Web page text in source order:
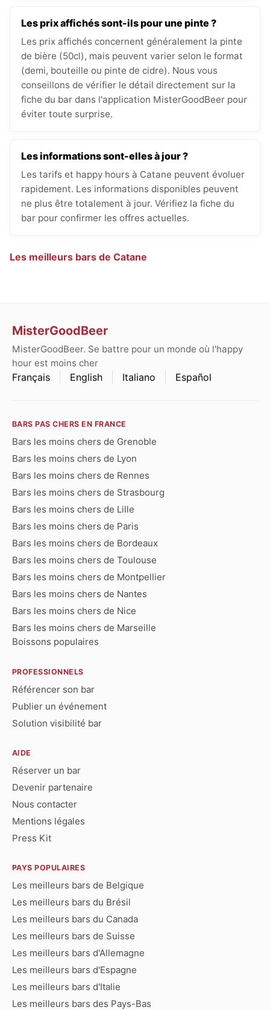
Les prix affichés sont-ils pour une pinte ?
Les prix affichés concernent généralement la pinte
de bière (50cl), mais peuvent varier selon le format
(demi, bouteille ou pinte de cidre). Nous vous
conseillons de vérifier le détail directement sur la
fiche du bar dans l'application MisterGoodBeer pour
éviter toute surprise.
Les informations sont-elles à jour ?
Les tarifs et happy hours à Catane peuvent évoluer
rapidement. Les informations disponibles peuvent
ne plus être totalement à jour. Vérifiez la fiche du
bar pour confirmer les offres actuelles.
Les meilleurs bars de Catane
MisterGoodBeer
MisterGoodBeer. Se battre pour un monde où l'happy
hour est moins cher
Français English Italiano Español
BARS PAS CHERS EN FRANCE
Bars les moins chers de Grenoble
Bars les moins chers de Lyon
Bars les moins chers de Rennes
Bars les moins chers de Strasbourg
Bars les moins chers de Lille
Bars les moins chers de Paris
Bars les moins chers de Bordeaux
Bars les moins chers de Toulouse
Bars les moins chers de Montpellier
Bars les moins chers de Nantes
Bars les moins chers de Nice
Bars les moins chers de Marseille
Boissons populaires
PROFESSIONNELS
Référencer son bar
Publier un événement
Solution visibilité bar
AIDE
Réserver un bar
Devenir partenaire
Nous contacter
Mentions légales
Press Kit
PAYS POPULAIRES
Les meilleurs bars de Belgique
Les meilleurs bars du Brésil
Les meilleurs bars du Canada
Les meilleurs bars de Suisse
Les meilleurs bars d'Allemagne
Les meilleurs bars d'Espagne
Les meilleurs bars d'Italie
Les meilleurs bars des Pays-Bas